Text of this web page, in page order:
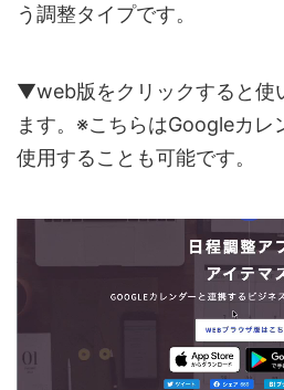
う調整タイプです。
▼web版をクリックすると使
ます。※こちらはGoogleカレ
使用することも可能です。
ヤ